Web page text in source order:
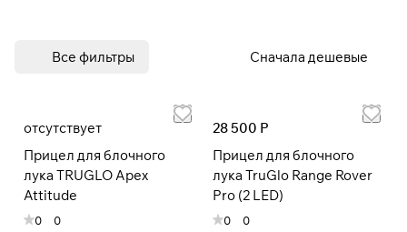
Все фильтры Сначала дешевые
отсутствует
Прицел для блочного
лука TRUGLO Apex
Attitude
0 0
28 500 Р
Прицел для блочного
лука TruGlo Range Rover
Pro (2 LED)
0 0
При оформлении заказа
выберите метод оплаты ПЛАЙТ